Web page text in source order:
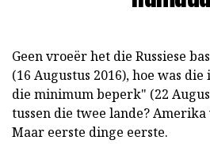
Geen vroeër het die Russiese
(16 Augustus 2016), hoe was
die minimum beperk" (22
tussen die twee lande?
Maar eerste dinge eerste.